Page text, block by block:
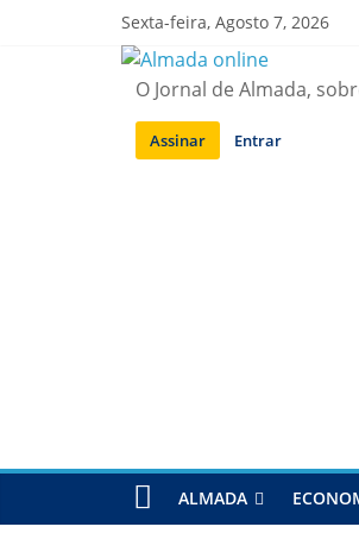
Sexta-feira, Agosto 7, 2026
O Jornal de Almada,
Assinar Entrar
ALMADA